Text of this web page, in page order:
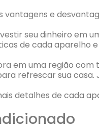
vantagens e
seu dinheiro em
de cada aparelho e
em uma região
refrescar sua casa.
detalhes de cada